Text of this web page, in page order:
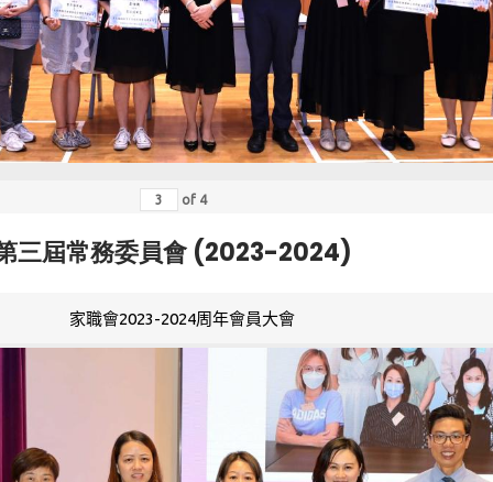
of 4
三屆常務委員會 (2023-2024)
家職會2023-2024周年會員大會